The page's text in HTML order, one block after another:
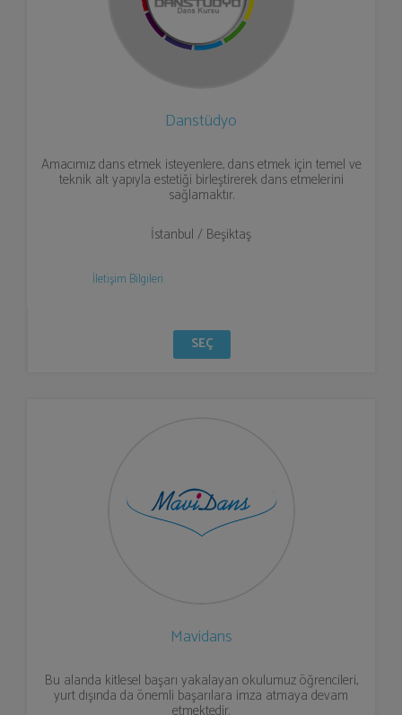
Danstüdyo
Amacımız; dans etmek isteyenlere, dans etmek için temel ve
teknik alt yapıyla estetiği birleştirerek dans etmelerini
sağlamaktır.
İstanbul / Beşiktaş
İletişim Bilgileri
SEÇ
Mavidans
Bu alanda kitlesel başarı yakalayan okulumuz öğrencileri,
yurt dışında da önemli başarılara imza atmaya devam